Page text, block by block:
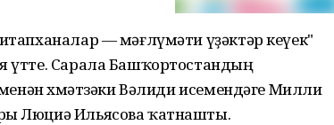
— мәғлүмәти үҙәктәр кеүек"
үтте. Сарала Башҡортостандың
Әхмәтзәки Вәлиди исемендәге Милли
Люциә Ильясова ҡатнашты.